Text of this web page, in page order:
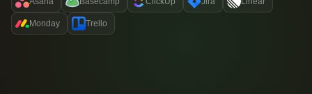
Monday Trello